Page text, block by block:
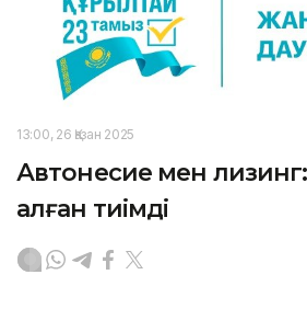
13:00, 26 Қазан 2025
Автонесие мен лизинг:
алған тиімді